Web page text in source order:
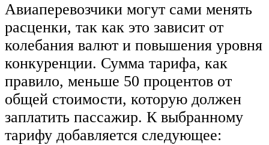
Авиаперевозчики могут сами менять
расценки, так как это зависит от
колебания валют и повышения уровня
конкуренции. Сумма тарифа, как
правило, меньше 50 процентов от
общей стоимости, которую должен
заплатить пассажир. К выбранному
тарифу добавляется следующее: